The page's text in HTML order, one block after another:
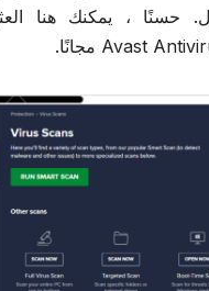
حسنًا ، يمكنك هنا